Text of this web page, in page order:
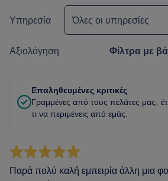
Υπηρεσία Όλες οι υπηρεσίες
Αξιολόγηση Φίλτρα με
Επαληθευμένες κριτικές
Γραμμένες από τους πελάτες μας,
τι να περιμένεις από εμάς.
Παρά πολύ καλή εμπειρία άλλη μια